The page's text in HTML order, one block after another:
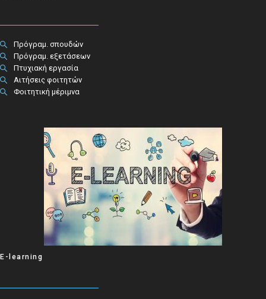
Πρόγραμ. σπουδών
Πρόγραμ. εξετάσεων
Πτυχιακή εργασία
Αιτήσεις φοιτητών
Φοιτητική μέριμνα
E-learning